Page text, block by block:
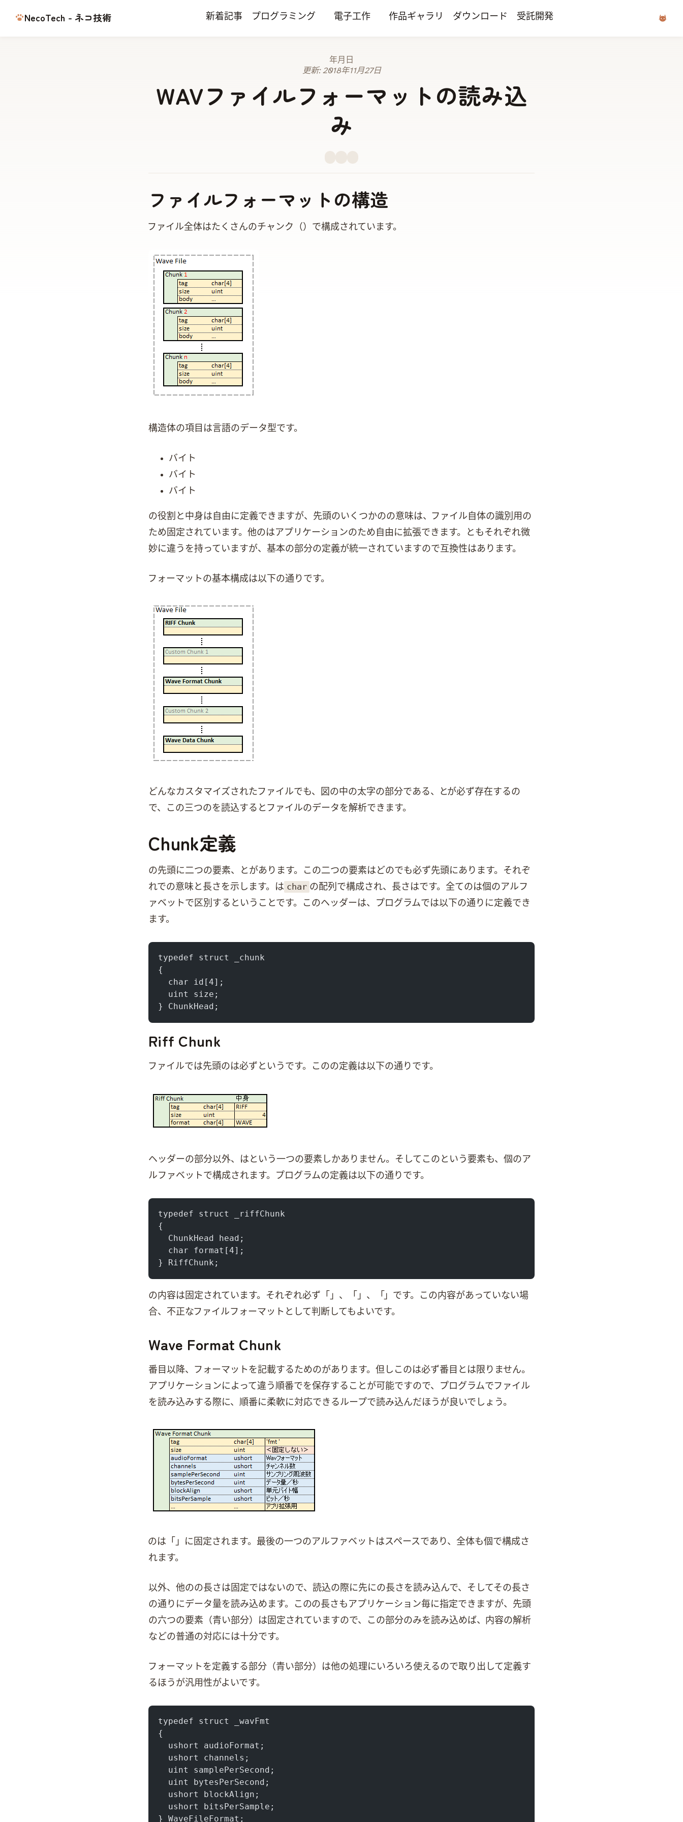
NecoTech - ネコ技術 新着記事 プログラミング 電子工作 作品ギャラリ ダウンロード 受託開発
2015年3月27日
更新:2018年11月27日
WAVファイルフォーマットの読み込
み
ファイルフォーマットの構造
WAVファイル全体はたくさんのチャンク（Chunk）で構成されています。
構造体の項目はC言語のデータ型です。
char: 1バイト
short/ushort: 2バイト
int/uint: 4バイト
Chunkの役割と中身は自由に定義できますが、先頭のいくつかのChunkの意味は、WAVファイル自体の識別用の
ため固定されています。他のChunkはアプリケーションのため自由に拡張できます。WindowsとMac OSもそれぞれ微
妙に違うChunkを持っていますが、基本の部分の定義が統一されていますので互換性はあります。
Waveフォーマットの基本Chunk構成は以下の通りです。
どんなカスタマイズされたWaveファイルでも、図の中の太字の部分であるRIFF Chunk、Wave Format ChunkとWave Data Chunkが必ず存在するの
で、この三つのChunkを読込するとWaveファイルのデータを解析できます。
Chunk定義
Chunkの先頭に二つの要素、tagとsizeがあります。この二つの要素はどのChunkでも必ず先頭にあります。それぞ
れでChunkの意味と長さを示します。tagは char の配列で構成され、長さは4です。全てのChunkは4個のアルフ
ァベットで区別するということです。このChunkヘッダーは、プログラムでは以下の通りに定義でき
ます。
typedef struct _chunk
{
  char id[4];
  uint size;
} ChunkHead;
Riff Chunk
Wavファイルでは先頭のChunk 1は必ずRiffというChunkです。このChunkの定義は以下の通りです。
Chunkヘッダーの部分以外、bodyはformatという一つの要素しかありません。そしてこのformatという要素も、4個のア
ルファベットで構成されます。プログラムの定義は以下の通りです。
typedef struct _riffChunk
{
  ChunkHead head;
  char format[4];
} RiffChunk;
Riff Chunkの内容は固定されています。それぞれ必ず「RIFF」、「4」、「WAVE」です。この内容があっていない場
合、不正なWAVファイルフォーマットとして判断してもよいです。
Wave Format Chunk
2番目以降、Waveフォーマットを記載するためのChunkがあります。但しこのChunkは必ず2番目とは限りません。
アプリケーションによって違う順番でChunkを保存することが可能ですので、プログラムでWaveファイル
を読み込みする際に、順番に柔軟に対応できるループで読み込んだほうが良いでしょう。
Wave Format Chrunkのtagは「fmt 」に固定されます。最後の一つのアルファベットはスペースであり、全体も4個で構成さ
れます。
Riff Chunk以外、他のChunkの長さは固定ではないので、読込の際に先にChunkの長さを読み込んで、そしてその長さ
の通りにデータ量を読み込めます。このWave Format Chunkの長さもアプリケーション毎に指定できますが、先頭
の六つの要素（青い部分）は固定されていますので、この部分のみを読み込めば、Wave内容の解析
などの普通の対応には十分です。
Waveフォーマットを定義する部分（青い部分）は他の処理にいろいろ使えるので取り出して定義す
るほうが汎用性がよいです。
typedef struct _wavFmt
{
ushort audioFormat;
ushort channels;
uint samplePerSecond;
uint bytesPerSecond;
  ushort blockAlign;
  ushort bitsPerSample;
} WaveFileFormat;